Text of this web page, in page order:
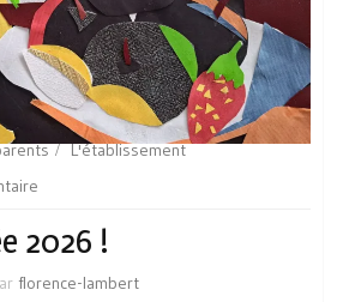
L'établissement
2026 !
florence-lambert